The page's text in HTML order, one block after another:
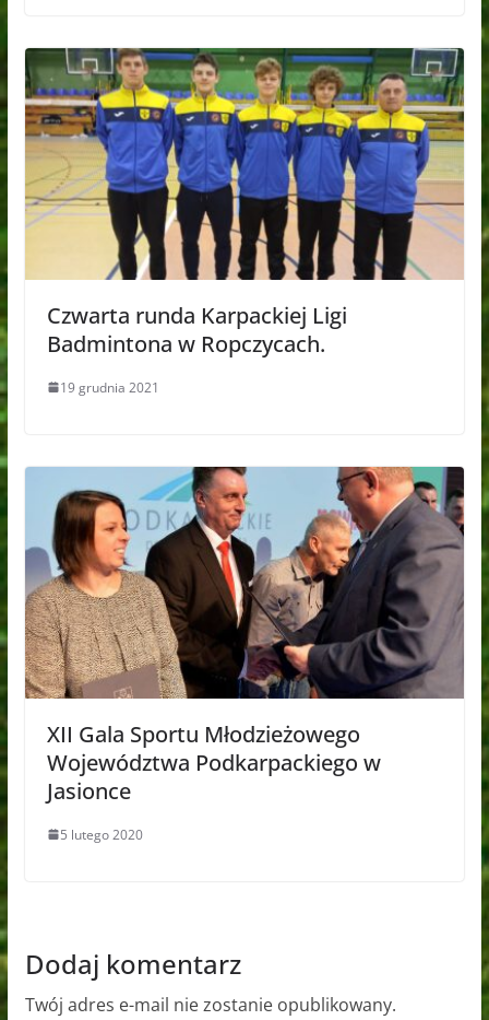
Czwarta runda Karpackiej Ligi
Badmintona w Ropczycach.
19 grudnia 2021
XII Gala Sportu Młodzieżowego
Województwa Podkarpackiego w
Jasionce
5 lutego 2020
Dodaj komentarz
Twój adres e-mail nie zostanie opublikowany.